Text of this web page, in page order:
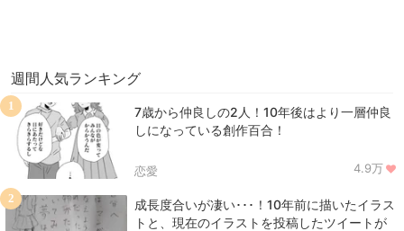
週間人気ランキング
7歳から仲良しの2人！10年後はより一層仲良
しになっている創作百合！
恋愛 4.9万
1
成長度合いが凄い･･･！10年前に描いたイラス
トと、現在のイラストを投稿したツイートが
2